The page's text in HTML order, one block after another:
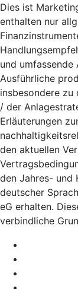
Dies ist
enthalten nur
und
Ausführliche
insbesondere zu
/ der
Erläuterungen
den aktuellen
den Jahres- und
deutscher
eG erhalten.
verbindliche